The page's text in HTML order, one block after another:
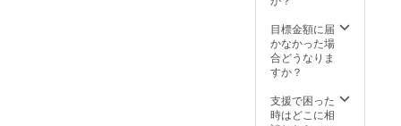
が販売
予定価
格より
もござ
いま
給状
況、製
造工程
上の都
より出
荷時期
目標金額に届
かなかった場
合どうなりま
すか？
支援で困った
時はどこに相